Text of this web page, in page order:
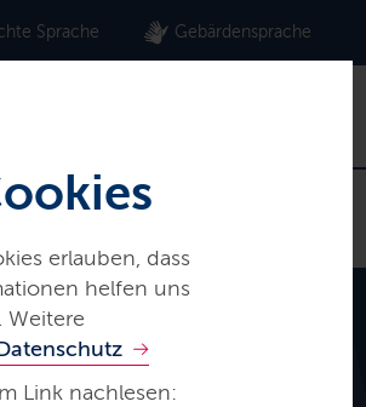
erlauben, dass
helfen uns
Weitere
Link nachlesen:
Sprache Gebärdensprache